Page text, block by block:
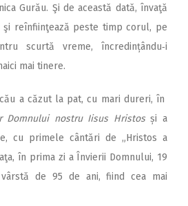
Gurău. Şi de această dată, învaţă
reînfiinţează peste timp corul, pe
scurtă vreme, încredințându‑i
mai tinere.
a căzut la pat, cu mari dureri, în
Domnului nostru Iisus Hristosși a
cu primele cântări de „Hristos a
în prima zi a Învierii Domnului, 19
de 95 de ani, fiind cea mai